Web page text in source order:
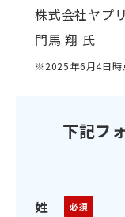
株式会社ヤプ
門馬 翔 氏
※2025年6月4日時
下記フ
姓